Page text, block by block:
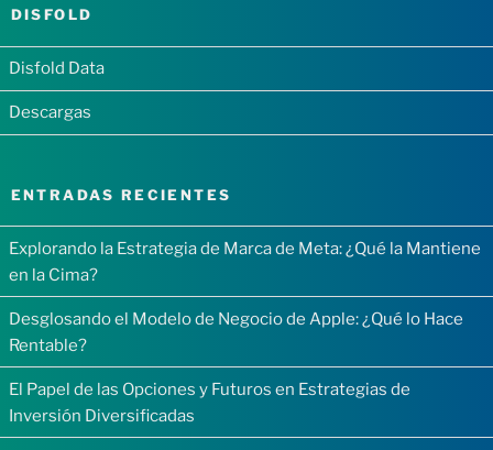
DISFOLD
Disfold Data
Descargas
ENTRADAS RECIENTES
Explorando la Estrategia de Marca de Meta: ¿Qué la Mantiene
en la Cima?
Desglosando el Modelo de Negocio de Apple: ¿Qué lo Hace
Rentable?
El Papel de las Opciones y Futuros en Estrategias de
Inversión Diversificadas